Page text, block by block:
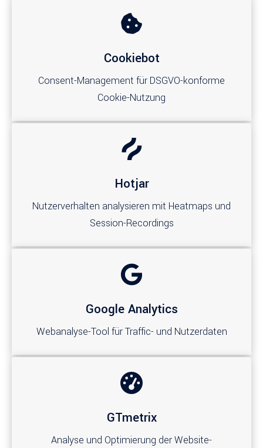
Cookiebot
Consent-Management für DSGVO-konforme
Cookie-Nutzung
Hotjar
Nutzerverhalten analysieren mit Heatmaps und
Session-Recordings
Google Analytics
Webanalyse-Tool für Traffic- und Nutzerdaten
GTmetrix
Analyse und Optimierung der Website-